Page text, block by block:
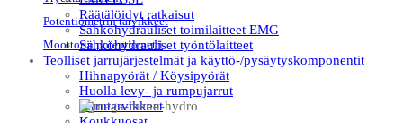
Räätälöidyt ratkaisut
Sähköhydrauliset toimilaitteet EMG
Sähköhydrauliset työntölaitteet
Teolliset jarrujärjestelmät ja käyttö-/pysäytyskomponentit
Hihnapyörät / Köysipyörät
Huolla levy- ja rumpujarrut
Jarrutarvikkeet
Potentiometrin tarvikkeet
Moottorin potentiometri